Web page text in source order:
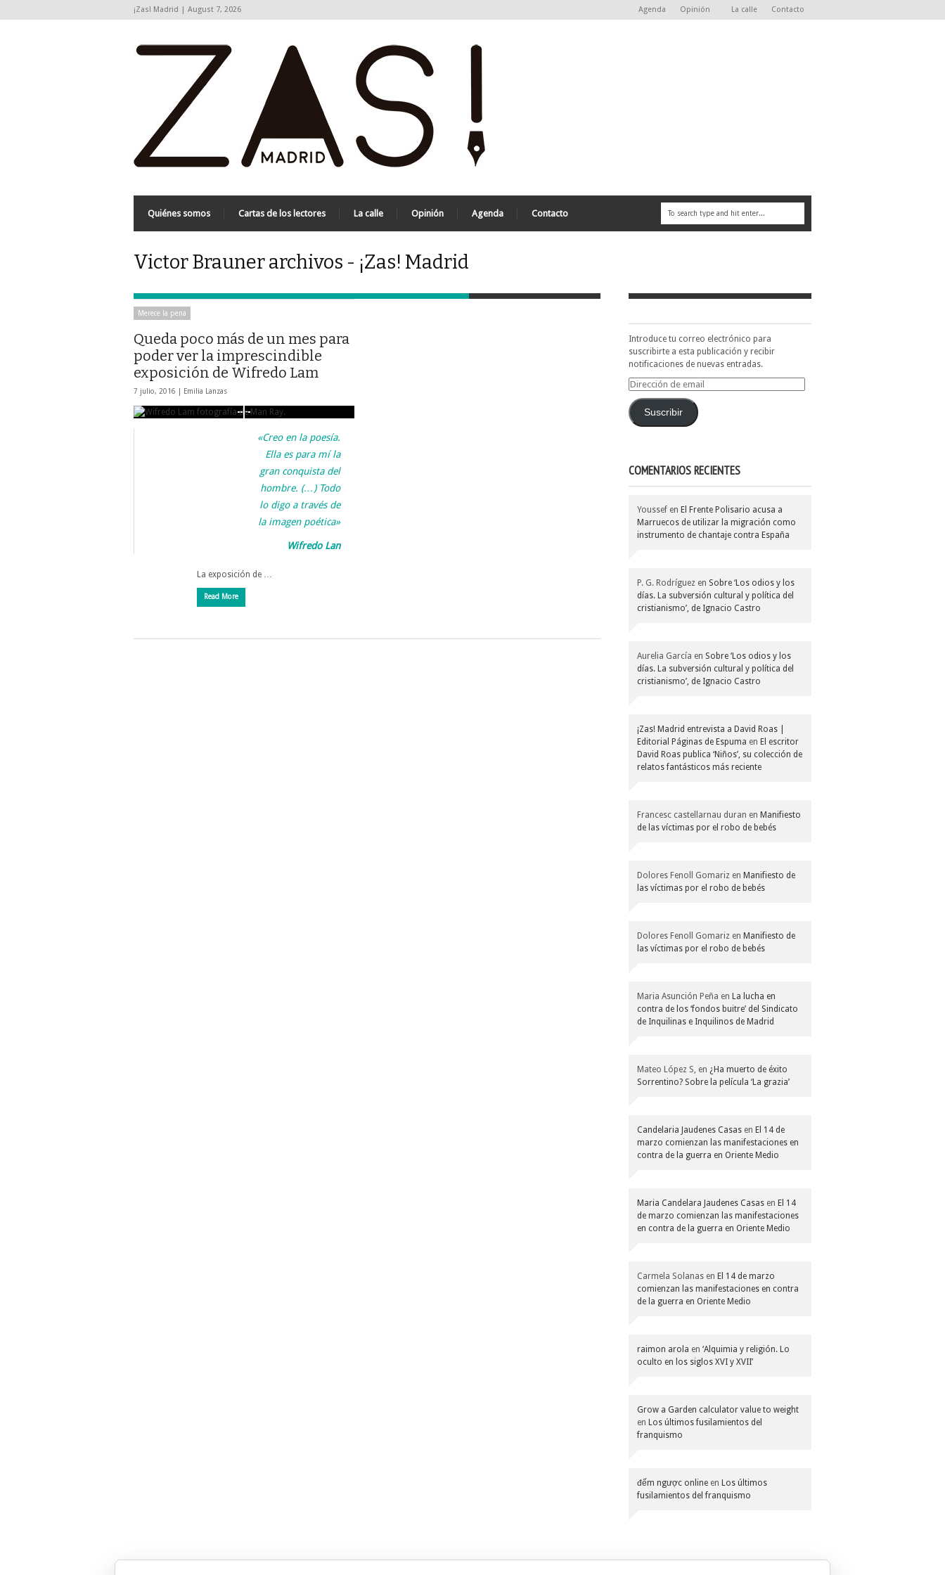
¡Zas! Madrid | August 7, 2026 Agenda Opinión La calle Contacto
Quiénes somos Cartas de los lectores La calle Opinión Agenda Contacto
Victor Brauner archivos - ¡Zas! Madrid
Merece la pena
Queda poco más de un mes para
poder ver la imprescindible
exposición de Wifredo Lam
7 julio, 2016 | Emilia Lanzas
«Creo en la poesía.
Ella es para mí la
gran conquista del
hombre. (…) Todo
lo digo a través de
la imagen poética»
Wifredo Lan
La exposición de …
Read More
Introduce tu correo electrónico para
suscribirte a esta publicación y recibir
notificaciones de nuevas entradas.
Dirección
emailSuscribir
COMENTARIOS RECIENTES
Youssef en El Frente Polisario acusa a
Marruecos de utilizar la migración como
instrumento de chantaje contra España
P. G. Rodríguez en Sobre ‘Los odios y los
días. La subversión cultural y política del
cristianismo’, de Ignacio Castro
Aurelia García en Sobre ‘Los odios y los
días. La subversión cultural y política del
cristianismo’, de Ignacio Castro
¡Zas! Madrid entrevista a David Roas |
Editorial Páginas de Espuma en El escritor
David Roas publica ‘Niños’, su colección de
relatos fantásticos más reciente
Francesc castellarnau duran en Manifiesto
de las víctimas por el robo de bebés
Dolores Fenoll Gomariz en Manifiesto de
las víctimas por el robo de bebés
Dolores Fenoll Gomariz en Manifiesto de
las víctimas por el robo de bebés
Maria Asunción Peña en La lucha en
contra de los ‘fondos buitre’ del Sindicato
de Inquilinas e Inquilinos de Madrid
Mateo López S, en ¿Ha muerto de éxito
Sorrentino? Sobre la película ‘La grazia’
Candelaria Jaudenes Casas en El 14 de
marzo comienzan las manifestaciones en
contra de la guerra en Oriente Medio
Maria Candelara Jaudenes Casas en El 14
de marzo comienzan las manifestaciones
en contra de la guerra en Oriente Medio
Carmela Solanas en El 14 de marzo
comienzan las manifestaciones en contra
de la guerra en Oriente Medio
raimon arola en ‘Alquimia y religión. Lo
oculto en los siglos XVI y XVII’
Grow a Garden calculator value to weight
en Los últimos fusilamientos del
franquismo
đếm ngược online en Los últimos
fusilamientos del franquismo